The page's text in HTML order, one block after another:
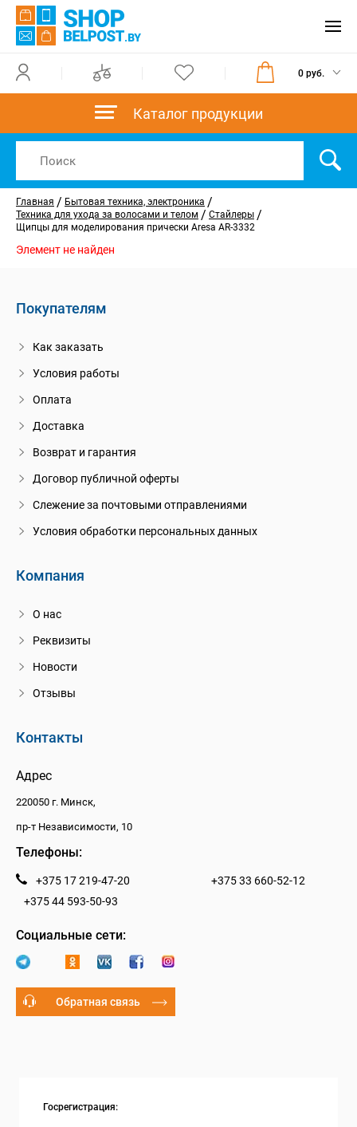
0 руб.
Каталог продукции
Главная / Бытовая техника, электроника /
Техника для ухода за волосами и телом / Стайлеры /
Щипцы для моделирования прически Aresa AR-3332
Элемент не найден
Покупателям
Как заказать
Условия работы
Оплата
Доставка
Возврат и гарантия
Договор публичной оферты
Слежение за почтовыми отправлениями
Условия обработки персональных данных
Компания
О нас
Реквизиты
Новости
Отзывы
Контакты
Адрес
220050 г. Минск,
пр-т Независимости, 10
Телефоны:
+375 17 219-47-20
+375 33 660-52-12
+375 44 593-50-93
Социальные сети:
Обратная связь
Госрегистрация: